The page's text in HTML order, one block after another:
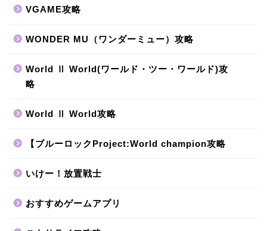
VGAME攻略
WONDER MU（ワンダーミュー）攻略
World Ⅱ World(ワールド・ツー・ワールド)攻
略
World Ⅱ World攻略
【ブルーロックProject:World champion攻略
いけー！放置戦士
おすすめゲームアプリ